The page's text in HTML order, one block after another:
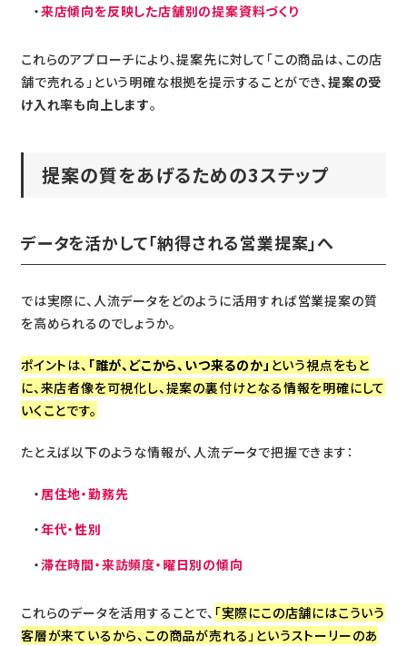
来店傾向を反映した店舗別の提案資料づくり
これらのアプローチにより、提案先に対して「この商品は、この店
舗で売れる」という明確な根拠を提示することができ、 提案の受
け入れ率も向上します。
提案の質をあげるための3ステップ
データを活かして「納得される営業提案」へ
では実際に、人流データをどのように活用すれば営業提案の質
を高められるのでしょうか。
ポイントは、 「誰が、どこから、いつ来るのか」 という視点をもと
に、来店者像を可視化し、提案の裏付けとなる情報を明確にして
いくことです。
たとえば以下のような情報が、人流データで把握できます：
居住地・勤務先
年代・性別
滞在時間・来訪頻度・曜日別の傾向
これらのデータを活用することで、 「実際にこの店舗にはこういう
客層が来ているから、この商品が売れる」というストーリーのあ